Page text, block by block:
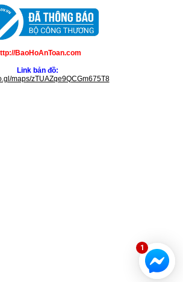
BaoHoAnToan.com
Link bản đồ:
maps/zTUAZqe9QCGm675T8
1